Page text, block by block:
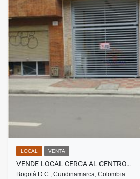
LOCAL VENTA
VENDE LOCAL CERCA AL CENTRO…
Bogotá D.C., Cundinamarca, Colombia